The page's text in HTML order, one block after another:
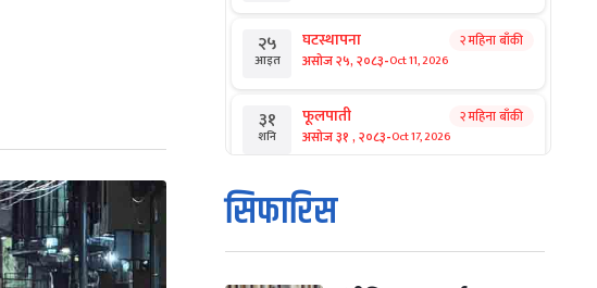
२५
आइत
घटस्थापना
असोज २५, २०८३-Oct 11, 2026
२ महिना बाँकी
३१
शनि
फूलपाती
असोज ३१ , २०८३-Oct 17, 2026
२ महिना बाँकी
१
आइत
कार्तिक सङ्क्रान्ति
कार्तिक १, २०८३
सिफारिस